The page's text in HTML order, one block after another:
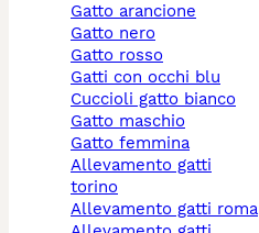
gatto arancione
gatto nero
gatto rosso
gatti con occhi blu
cuccioli gatto bianco
gatto maschio
gatto femmina
allevamento gatti
torino
allevamento gatti roma